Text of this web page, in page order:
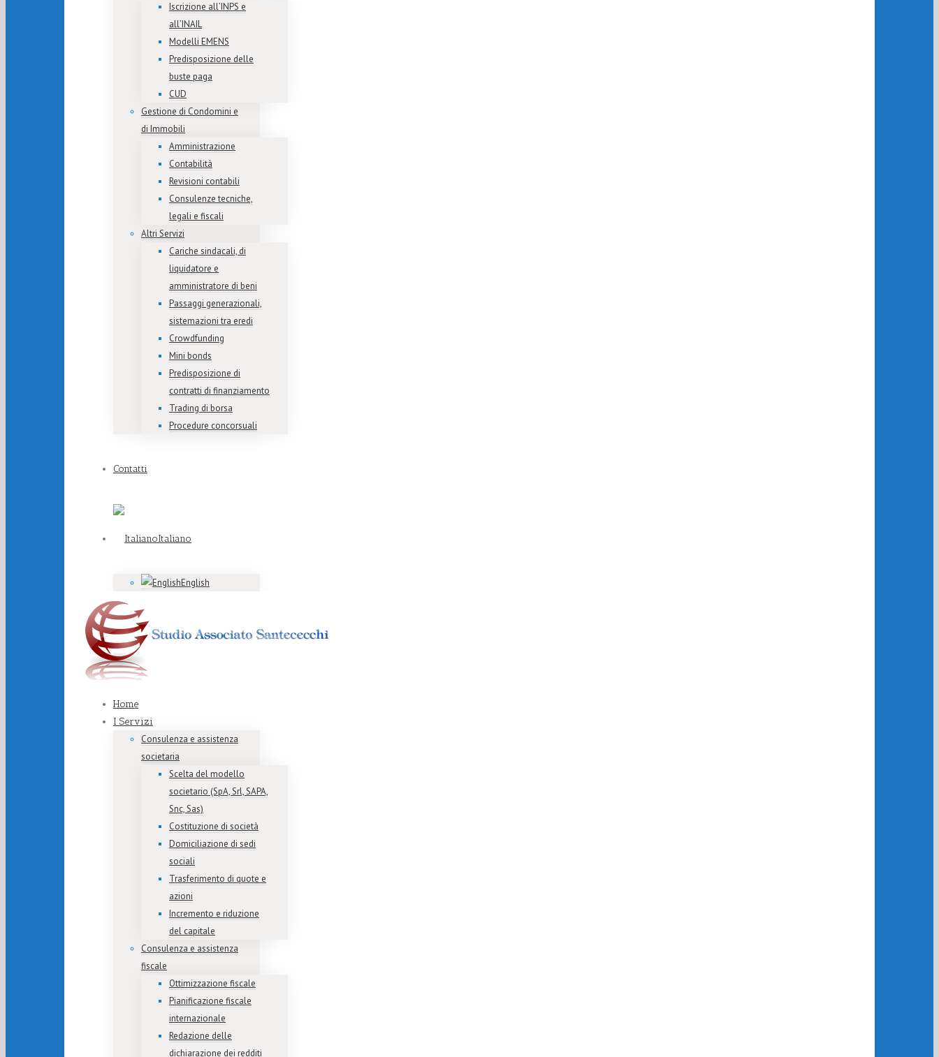
Iscrizione all’INPS e
all’INAIL
Modelli EMENS
Predisposizione delle
buste paga
CUD
Gestione di Condomini e
di Immobili
Amministrazione
Contabilità
Revisioni contabili
Consulenze tecniche,
legali e fiscali
Altri Servizi
Cariche sindacali, di
liquidatore e
amministratore di beni
Passaggi generazionali,
sistemazioni tra eredi
Crowdfunding
Mini bonds
Predisposizione di
contratti di finanziamento
Trading di borsa
Procedure concorsuali
Contatti
Italiano
English
Home
I Servizi
Consulenza e assistenza
societaria
Scelta del modello
societario (SpA, Srl, SAPA,
Snc, Sas)
Costituzione di società
Domiciliazione di sedi
sociali
Trasferimento di quote e
azioni
Incremento e riduzione
del capitale
Consulenza e assistenza
fiscale
Ottimizzazione fiscale
Pianificazione fiscale
internazionale
Redazione delle
dichiarazione dei redditi